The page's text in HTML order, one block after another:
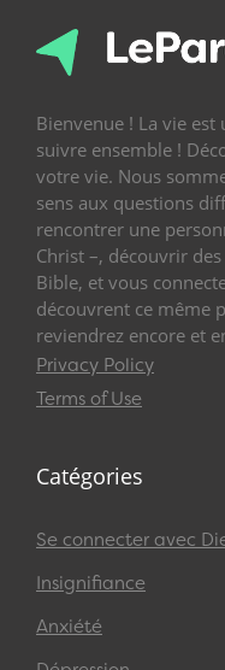
Bienvenue ! La vie
suivre ensemble !
votre vie. Nous
sens aux questions
rencontrer une
Christ –, découvrir
Bible, et vous
découvrent ce même
reviendrez encore et
Privacy Policy
Terms of Use
Catégories
Se connecter avec
Insignifiance
Anxiété